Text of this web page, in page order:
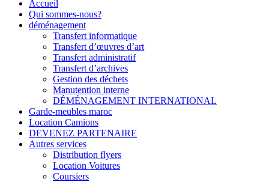
Accueil
Qui sommes-nous?
déménagement
Transfert informatique
Transfert d’œuvres d’art
Transfert administratif
Transfert d’archives
Gestion des déchets
Manutention interne
DÉMÉNAGEMENT INTERNATIONAL
Garde-meubles maroc
Location Camions
DEVENEZ PARTENAIRE
Autres services
Distribution flyers
Location Voitures
Coursiers